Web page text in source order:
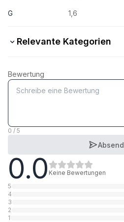
G 1,6
Relevante Kategorien
A2 rostfrei
1 Kategorie
Bewertung
0 / 5
0.0 Keine Bewertungen
5
4
3
2
1